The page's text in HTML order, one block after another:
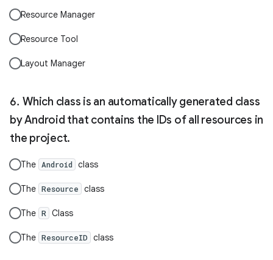
Resource Manager
Resource Tool
Layout Manager
Which class is an automatically generated class
by Android that contains the IDs of all resources in
the project.
The Android class
The Resource class
The R Class
The ResourceID class